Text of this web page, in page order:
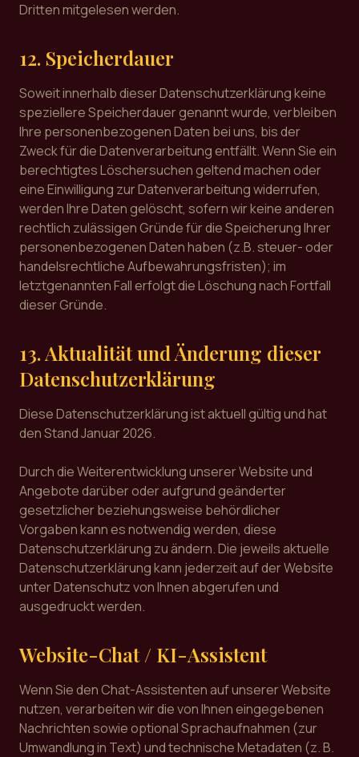
Dritten mitgelesen werden.
12. Speicherdauer
Soweit innerhalb dieser Datenschutzerklärung keine
speziellere Speicherdauer genannt wurde, verbleiben
Ihre personenbezogenen Daten bei uns, bis der
Zweck für die Datenverarbeitung entfällt. Wenn Sie ein
berechtigtes Löschersuchen geltend machen oder
eine Einwilligung zur Datenverarbeitung widerrufen,
werden Ihre Daten gelöscht, sofern wir keine anderen
rechtlich zulässigen Gründe für die Speicherung Ihrer
personenbezogenen Daten haben (z.B. steuer- oder
handelsrechtliche Aufbewahrungsfristen); im
letztgenannten Fall erfolgt die Löschung nach Fortfall
dieser Gründe.
13. Aktualität und Änderung dieser
Datenschutzerklärung
Diese Datenschutzerklärung ist aktuell gültig und hat
den Stand Januar 2026.
Durch die Weiterentwicklung unserer Website und
Angebote darüber oder aufgrund geänderter
gesetzlicher beziehungsweise behördlicher
Vorgaben kann es notwendig werden, diese
Datenschutzerklärung zu ändern. Die jeweils aktuelle
Datenschutzerklärung kann jederzeit auf der Website
unter Datenschutz von Ihnen abgerufen und
ausgedruckt werden.
Website-Chat / KI-Assistent
Wenn Sie den Chat-Assistenten auf unserer Website
nutzen, verarbeiten wir die von Ihnen eingegebenen
Nachrichten sowie optional Sprachaufnahmen (zur
Umwandlung in Text) und technische Metadaten (z. B.